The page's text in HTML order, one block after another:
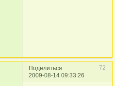
Поделиться
72
2009-08-14 09:33:26